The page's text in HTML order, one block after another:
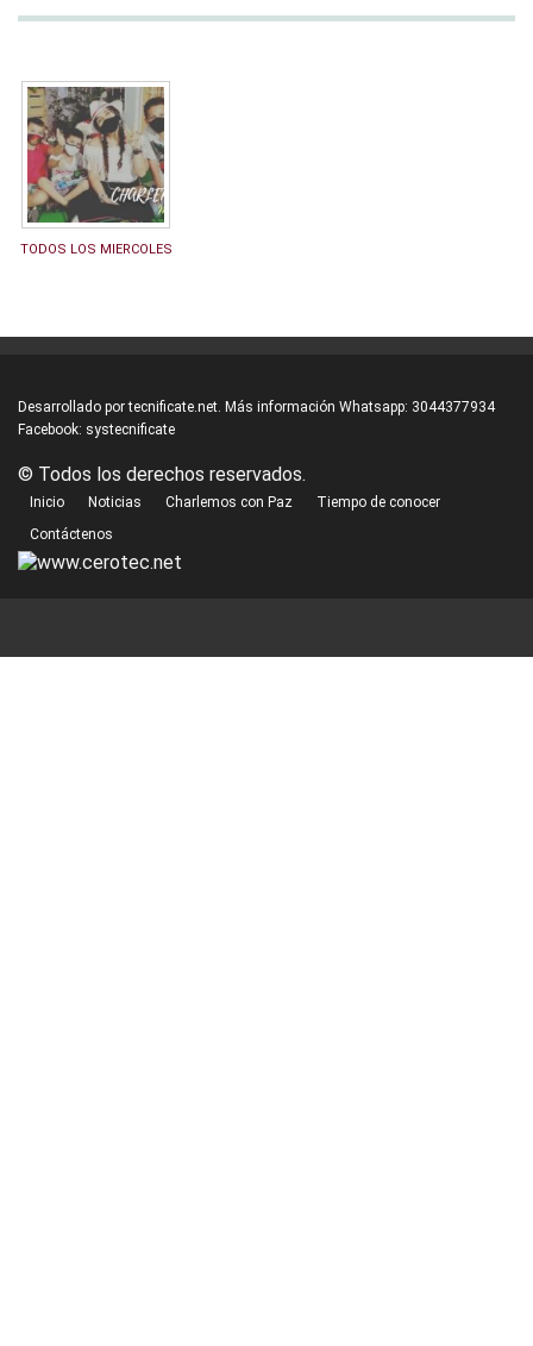
TODOS LOS MIERCOLES
Desarrollado portecnificate.net. Más información Whatsapp: 3044377934
Facebook: systecnificate
© Todos los derechos reservados.
Inicio Noticias Charlemos con Paz
Tiempo de conocer
Contáctenos